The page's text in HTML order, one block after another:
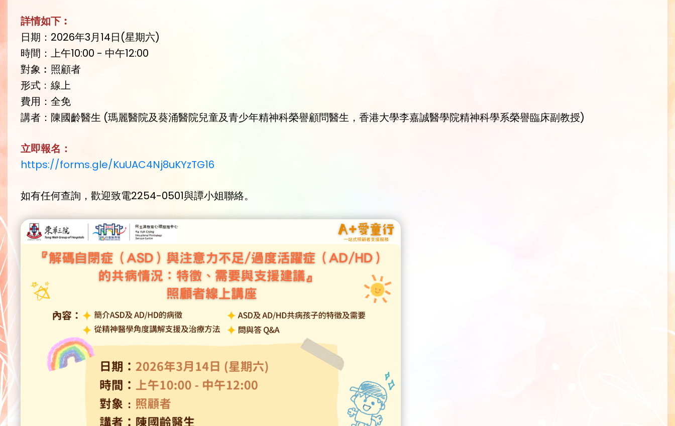
詳情如下︰
日期：2026年3月14日(星期六)
時間：上午10:00 - 中午12:00
對象︰照顧者
形式﹕線上
費用：全免
講者：陳國齡醫生 (瑪麗醫院及葵涌醫院兒童及青少年精神科榮譽顧問醫生，香港大學李嘉誠醫學院精神科學系榮譽臨床副教授)
立即報名：
https://forms.gle/KuUAC4Nj8uKYzTG16
如有任何查詢，歡迎致電2254-0501與譚小姐聯絡。